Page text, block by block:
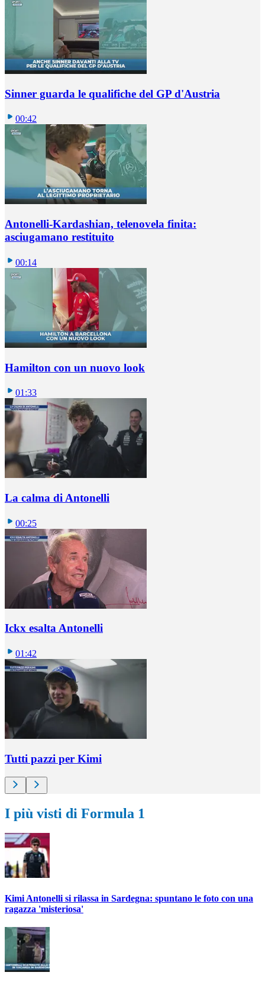
Sinner guarda le qualifiche del GP d'Austria
00:42
Antonelli-Kardashian, telenovela finita:
asciugamano restituito
00:14
Hamilton con un nuovo look
01:33
La calma di Antonelli
00:25
Ickx esalta Antonelli
01:42
Tutti pazzi per Kimi
I più visti di Formula 1
Kimi Antonelli si rilassa in Sardegna: spuntano le foto con una
ragazza 'misteriosa'